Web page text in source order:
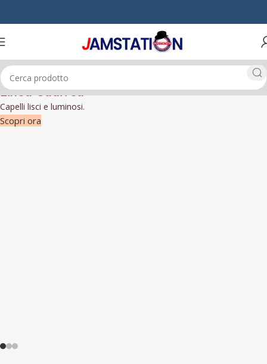
Linea Cadiveu
Capelli lisci e luminosi.
Scopri ora